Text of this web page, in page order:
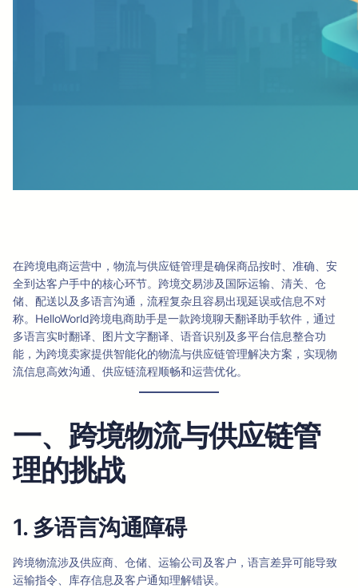
在跨境电商运营中，物流与供应链管理是确保商品按时、准确、安
全到达客户手中的核心环节。跨境交易涉及国际运输、清关、仓
储、配送以及多语言沟通，流程复杂且容易出现延误或信息不对
称。HelloWorld跨境电商助手是一款跨境聊天翻译助手软件，通过
多语言实时翻译、图片文字翻译、语音识别及多平台信息整合功
能，为跨境卖家提供智能化的物流与供应链管理解决方案，实现物
流信息高效沟通、供应链流程顺畅和运营优化。
一、跨境物流与供应链管
理的挑战
1. 多语言沟通障碍
跨境物流涉及供应商、仓储、运输公司及客户，语言差异可能导致
运输指令、库存信息及客户通知理解错误。